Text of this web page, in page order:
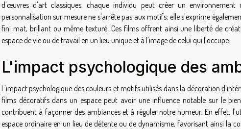
d'œuvres d'art classiques, chaque individu peut créer un
personnalisation sur mesure ne s'arrête pas aux motifs; elle s'exprime
fini mat, brillant ou même texturé. Ces films offrent ainsi une liberté de
espace de vie ou de travail en un lieu unique et à l'image de celui qui l'occupe.
L'impact psychologique des
L'impact psychologique des couleurs et motifs utilisés dans la décoration
films décoratifs dans un espace peut avoir une influence notable sur le
contribuent à façonner des ambiances et à réguler notre humeur. En effet,
espace ordinaire en un lieu de détente ou de dynamisme, favorisant ainsi la